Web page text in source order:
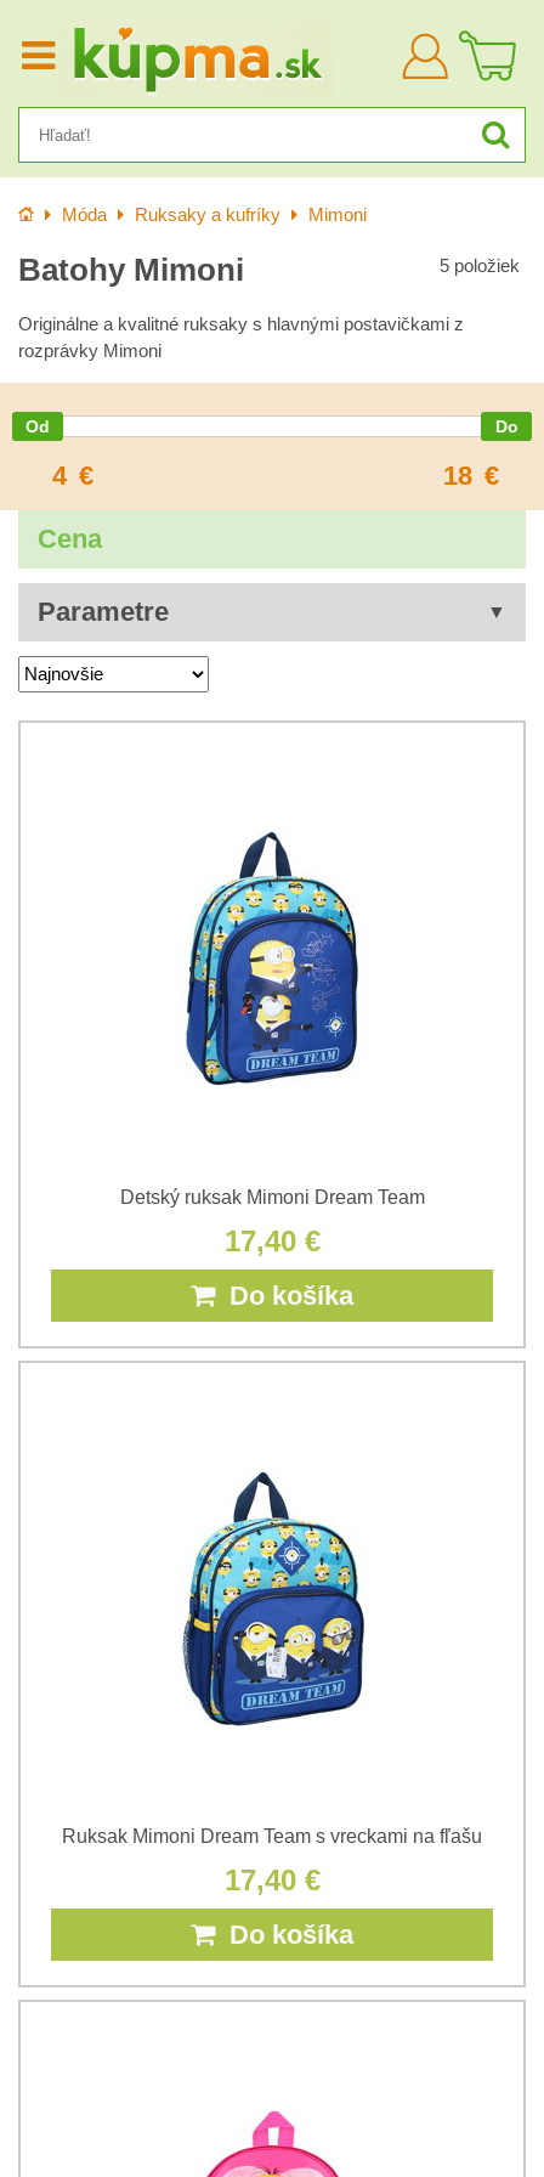
Prihlásiť
sa
Úvod Móda Ruksaky a kufríky Mimoni
Batohy Mimoni 5 položiek
Originálne a kvalitné ruksaky s hlavnými postavičkami z
rozprávky Mimoni
4 € 18 €
Cena
Parametre
Detský ruksak Mimoni Dream Team
17,40 €
Do košíka
Ruksak Mimoni Dream Team s vreckami na fľašu
17,40 €
Do košíka